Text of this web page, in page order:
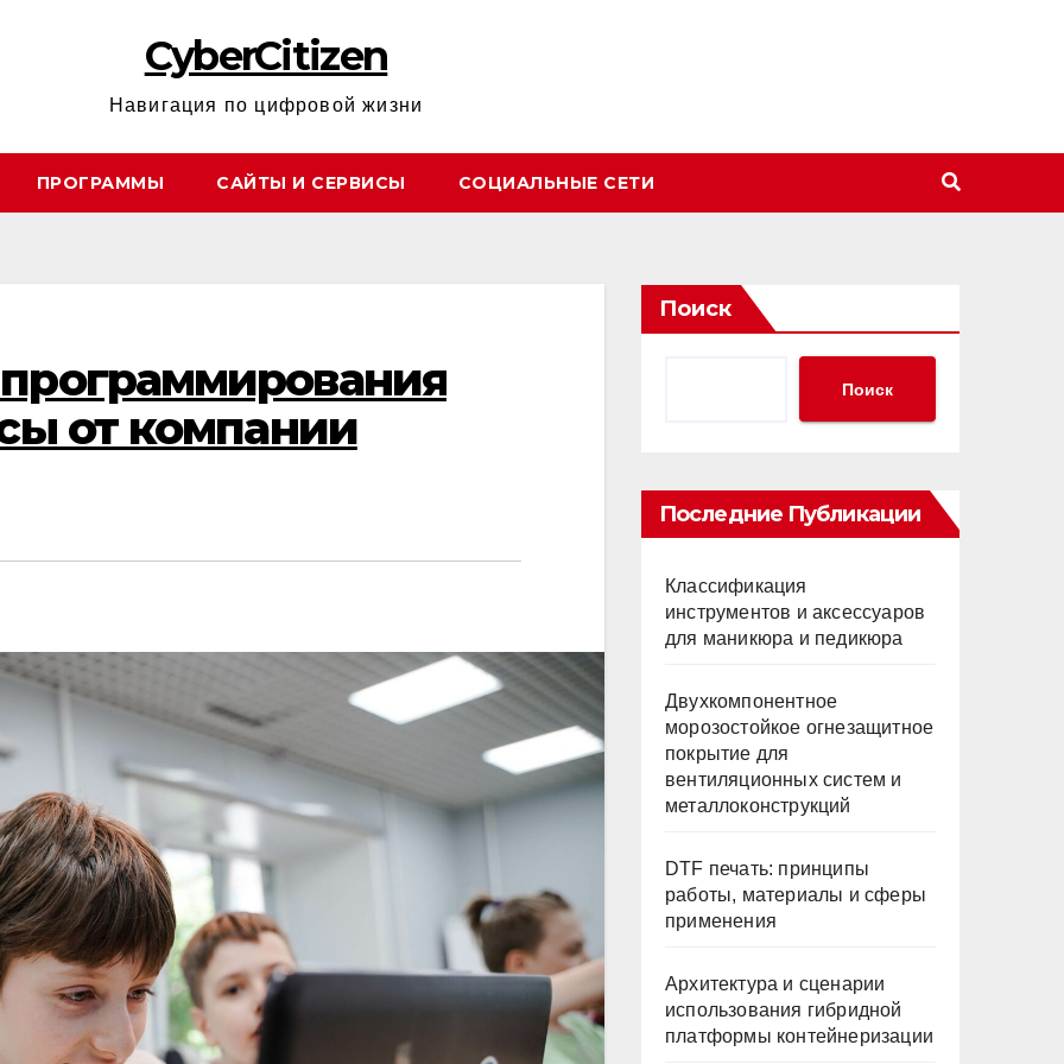
CyberCitizen
Навигация по цифровой жизни
ПРОГРАММЫ САЙТЫ И СЕРВИСЫ СОЦИАЛЬНЫЕ СЕТИ
от компании
Поиск
Поиск
Последние Публикации
Классификация
инструментов и аксессуаров
для маникюра и педикюра
Двухкомпонентное
морозостойкое огнезащитное
покрытие для
вентиляционных систем и
металлоконструкций
DTF печать: принципы
работы, материалы и сферы
применения
Архитектура и сценарии
использования гибридной
платформы контейнеризации